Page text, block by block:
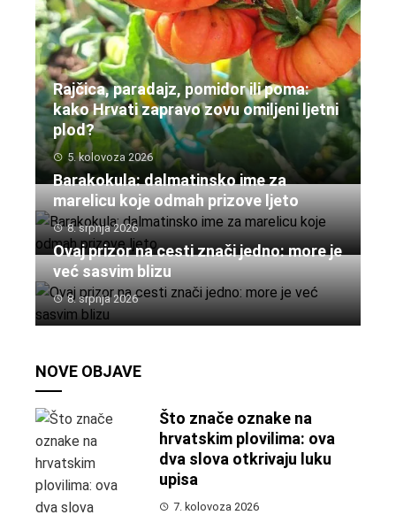
Rajčica, paradajz, pomidor ili poma:
kako Hrvati zapravo zovu omiljeni ljetni
plod?
5. kolovoza 2026
Barakokula: dalmatinsko ime za
marelicu koje odmah prizove ljeto
8. srpnja 2026
Ovaj prizor na cesti znači jedno: more je
već sasvim blizu
8. srpnja 2026
NOVE OBJAVE
Što znače oznake na
hrvatskim plovilima: ova
dva slova otkrivaju luku
upisa
7. kolovoza 2026